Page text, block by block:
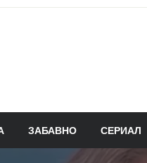
ЗАБАВНО СЕРИАЛ